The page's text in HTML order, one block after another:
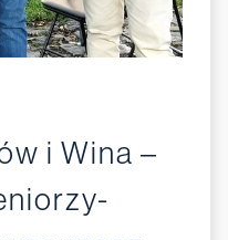
i Wina –